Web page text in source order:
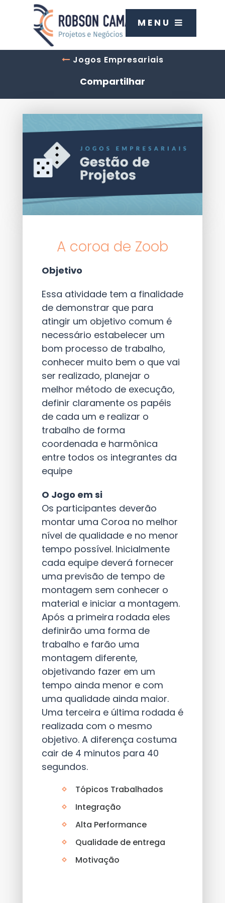
MENU
Jogos Empresariais
Compartilhar
A coroa de Zoob
Objetivo
Essa atividade tem a finalidade
de demonstrar que para
atingir um objetivo comum é
necessário estabelecer um
bom processo de trabalho,
conhecer muito bem o que vai
ser realizado, planejar o
melhor método de execução,
definir claramente os papéis
de cada um e realizar o
trabalho de forma
coordenada e harmônica
entre todos os integrantes da
equipe
O Jogo em si
Os participantes deverão
montar uma Coroa no melhor
nível de qualidade e no menor
tempo possível. Inicialmente
cada equipe deverá fornecer
uma previsão de tempo de
montagem sem conhecer o
material e iniciar a montagem.
Após a primeira rodada eles
definirão uma forma de
trabalho e farão uma
montagem diferente,
objetivando fazer em um
tempo ainda menor e com
uma qualidade ainda maior.
Uma terceira e última rodada é
realizada com o mesmo
objetivo. A diferença costuma
cair de 4 minutos para 40
segundos.
Tópicos Trabalhados
Integração
Alta Performance
Qualidade de entrega
Motivação